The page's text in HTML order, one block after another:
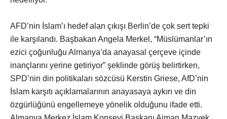
AFD’nin İslam’ı hedef alan çıkışı Berlin’de çok sert tepki
ile karşılandı. Başbakan Angela Merkel, “Müslümanlar’ın
ezici çoğunluğu Almanya’da anayasal çerçeve içinde
inançlarını yerine getiriyor” şeklinde görüş belirtirken,
SPD’nin din politikaları sözcüsü Kerstin Griese, AfD’nin
İslam karşıtı açıklamalarının anayasaya aykırı ve din
özgürlüğünü engellemeye yönelik olduğunu ifade etti.